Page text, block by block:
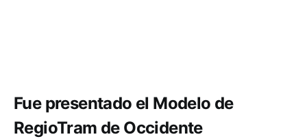
Fue presentado el Modelo de
RegioTram de Occidente